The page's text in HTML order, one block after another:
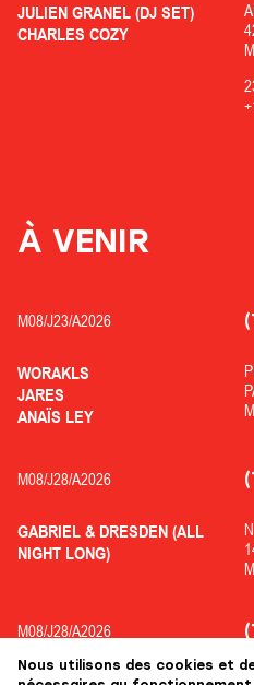
JULIEN GRANEL (DJ SET)
CHARLES COZY
À VENIR
M08/J23/A2026
WORAKLS
JARES
ANAÏS LEY
M08/J28/A2026
GABRIEL & DRESDEN (ALL
NIGHT LONG)
M08/J28/A2026
Nous utilisons des cookies et